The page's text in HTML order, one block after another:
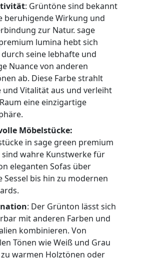
: Grüntöne sind bekannt
beruhigende Wirkung und
zur Natur. sage
lumina hebt sich
seine lebhafte und
Nuance von anderen
ab. Diese Farbe strahlt
und Vitalität aus und verleiht
eine einzigartige
Möbelstücke:
in sage green premium
sind wahre Kunstwerke für
eleganten Sofas über
Sessel bis hin zu modernen
: Der Grünton lässt sich
mit anderen Farben und
kombinieren. Von
Tönen wie Weiß und Grau
warmen Holztönen oder